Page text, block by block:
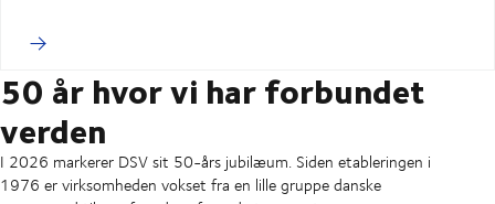
50 år hvor vi har forbundet
verden
I 2026 markerer DSV sit 50-års jubilæum. Siden etableringen i
1976 er virksomheden vokset fra en lille gruppe danske